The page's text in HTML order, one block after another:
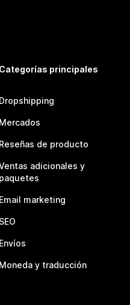
Categorías principales
Dropshipping
Mercados
Reseñas de producto
adicionales y
paquetes
Email marketing
SEO
Envíos
Moneda y traducción